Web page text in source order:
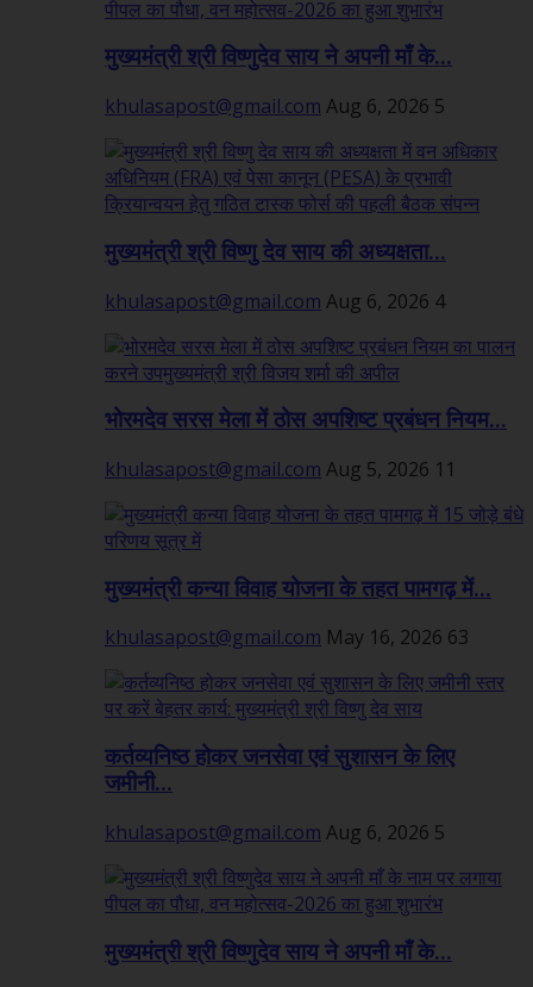
मुख्यमंत्री श्री विष्णुदेव साय ने अपनी माँ के...
khulasapost@gmail.com Aug 6, 2026 5
मुख्यमंत्री श्री विष्णु देव साय की अध्यक्षता...
khulasapost@gmail.com Aug 6, 2026 4
भोरमदेव सरस मेला में ठोस अपशिष्ट प्रबंधन नियम...
khulasapost@gmail.com Aug 5, 2026 11
मुख्यमंत्री कन्या विवाह योजना के तहत पामगढ़ में...
khulasapost@gmail.com May 16, 2026 63
कर्तव्यनिष्ठ होकर जनसेवा एवं सुशासन के लिए
जमीनी...
khulasapost@gmail.com Aug 6, 2026 5
मुख्यमंत्री श्री विष्णुदेव साय ने अपनी माँ के...